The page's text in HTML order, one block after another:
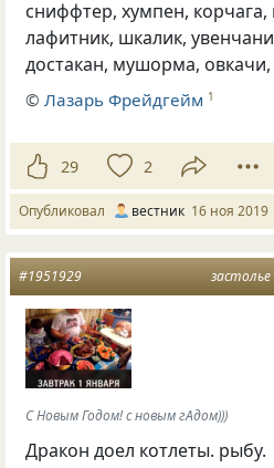
сниффтер, хумпен, корчага,
лафитник, шкалик,
достакан, мушорма, овкачи,
©Лазарь Фрейдгейм 1
29 2
Опубликовал вестник 16 ноя 2019
застолье
#1951929
С Новым Годом! с новым гАдом)))
Дракон доел котлеты. рыбу.